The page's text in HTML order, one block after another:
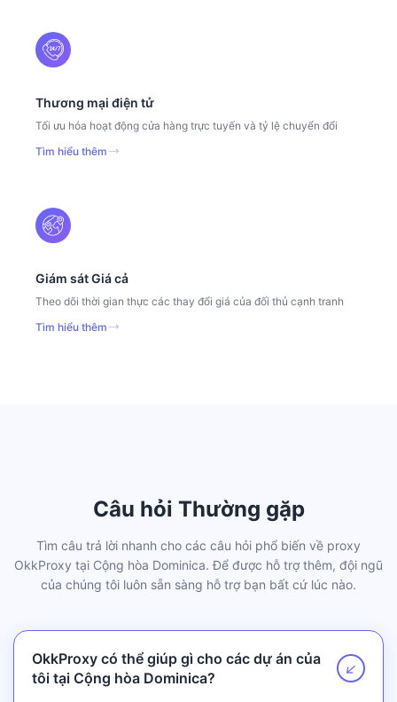
Thương mại điện tử
Tối ưu hóa hoạt động cửa hàng trực tuyến và tỷ lệ chuyển đổi
Tìm hiểu thêm
Giám sát Giá cả
Theo dõi thời gian thực các thay đổi giá của đối thủ cạnh tranh
Tìm hiểu thêm
Câu hỏi Thường gặp
Tìm câu trả lời nhanh cho các câu hỏi phổ biến về proxy
OkkProxy tại Cộng hòa Dominica. Để được hỗ trợ thêm, đội ngũ
của chúng tôi luôn sẵn sàng hỗ trợ bạn bất cứ lúc nào.
OkkProxy có thể giúp gì cho các dự án của
tôi tại Cộng hòa Dominica?
↗